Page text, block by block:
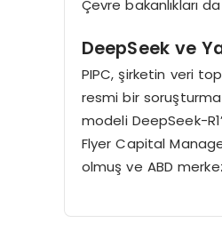
Çevre bakanlıkları
DeepSeek ve
PIPC, şirketin veri
resmi bir
modeli DeepSeek-
Flyer Capital
olmuş ve ABD